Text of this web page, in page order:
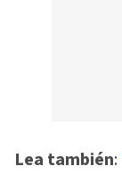
Lea también: